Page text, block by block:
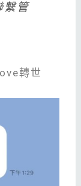
繫管
轉世